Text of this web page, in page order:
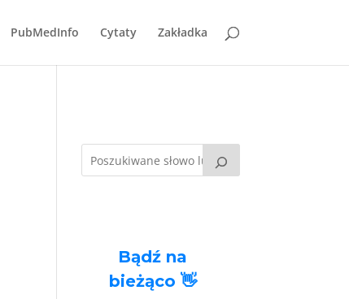
PubMedInfo Cytaty Zakładka
Bądź na
bieżąco 👋